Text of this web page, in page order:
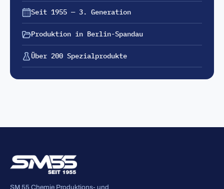
Seit 1955 — 3. Generation
Produktion in Berlin-Spandau
Über 200 Spezialprodukte
SM 55 Chemie Produktions- und